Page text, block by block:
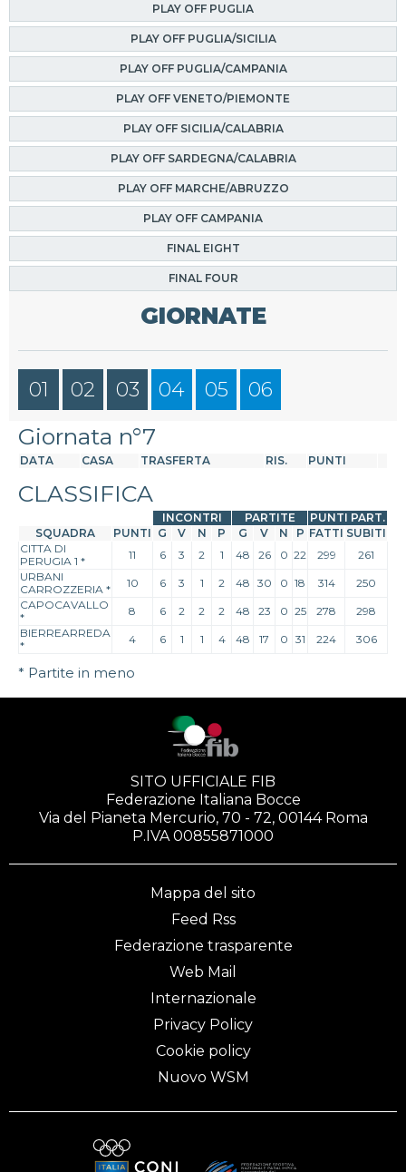
PLAY OFF PUGLIA
PLAY OFF PUGLIA/SICILIA
PLAY OFF PUGLIA/CAMPANIA
PLAY OFF VENETO/PIEMONTE
PLAY OFF SICILIA/CALABRIA
PLAY OFF SARDEGNA/CALABRIA
PLAY OFF MARCHE/ABRUZZO
PLAY OFF CAMPANIA
FINAL EIGHT
FINAL FOUR
GIORNATE
01 02 03 04 05 06
Giornata n°7
DATA CASA TRASFERTA RIS. PUNTI
CLASSIFICA
INCONTRI PARTITE
PUNTI PART.
SQUADRA
PUNTI G V N P G V N P FATTI SUBITI
CITTA DI
PERUGIA 1 * 11 6 3 2 1 48 26 0 22 299
261
URBANI
CARROZZERIA * 10 6 3 1 2 48 30 0 18 314
250
CAPOCAVALLO
*
8 6 2 2 2 48 23 0 25 278
298
BIERREARREDA
*
4 6 1 1 4 48 17 0 31 224 306
* Partite in meno
SITO UFFICIALE FIB
Federazione Italiana Bocce
Via del Pianeta Mercurio, 70 - 72, 00144 Roma
P.IVA 00855871000
Mappa del sito
Feed Rss
Federazione trasparente
Web Mail
Internazionale
Privacy Policy
Cookie policy
Nuovo WSM